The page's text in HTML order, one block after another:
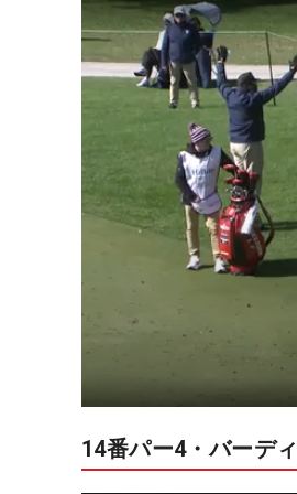
14番パー4・バーデ